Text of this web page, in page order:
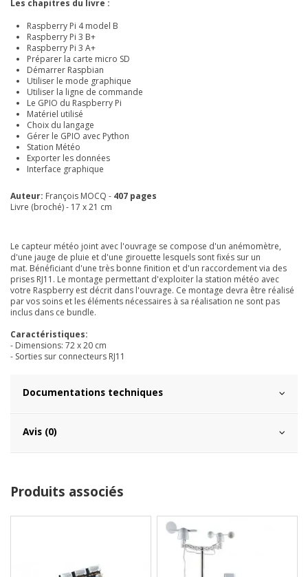
Les chapitres du livre :
Raspberry Pi 4 model B
Raspberry Pi 3 B+
Raspberry Pi 3 A+
Préparer la carte micro SD
Démarrer Raspbian
Utiliser le mode graphique
Utiliser la ligne de commande
Le GPIO du Raspberry Pi
Matériel utilisé
Choix du langage
Gérer le GPIO avec Python
Station Météo
Exporter les données
Interface graphique
Auteur: François MOCQ - 407 pages
Livre (broché) - 17 x 21 cm
Le capteur météo joint avec l'ouvrage se compose d'un anémomètre,
d'une jauge de pluie et d'une girouette lesquels sont fixés sur un
mat. Bénéficiant d'une très bonne finition et d'un raccordement via des
prises RJ11. Le montage permettant d'exploiter la station météo avec
votre Raspberry est décrit dans l'ouvrage. Ce montage devra être réalisé
par vos soins et les éléments nécessaires à sa réalisation ne sont pas
inclus dans ce bundle.
Caractéristiques:
- Dimensions: 72 x 20 cm
- Sorties sur connecteurs RJ11
Documentations techniques
Avis (0)
Produits associés